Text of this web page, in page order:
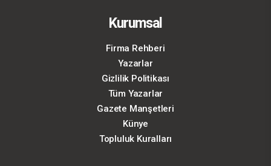
Kurumsal
Firma Rehberi
Yazarlar
Gizlilik Politikası
Tüm Yazarlar
Gazete Manşetleri
Künye
Topluluk Kuralları